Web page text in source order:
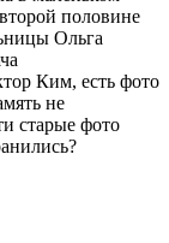
половине
Ольга
Ким, есть фото
не
старые фото